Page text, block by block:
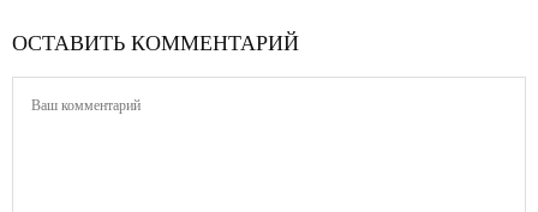
ОСТАВИТЬ КОММЕНТАРИЙ